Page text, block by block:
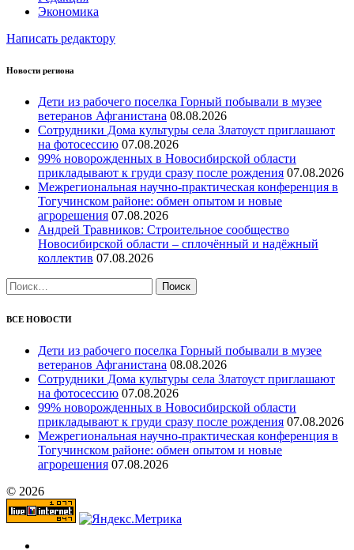
Экономика
Написать редактору
Новости региона
Дети из рабочего поселка Горный побывали в музее
ветеранов Афганистана 08.08.2026
Сотрудники Дома культуры села Златоуст приглашают
на фотосессию 07.08.2026
99% новорожденных в Новосибирской области
прикладывают к груди сразу после рождения 07.08.2026
Межрегиональная научно‑практическая конференция в
Тогучинском районе: обмен опытом и новые
агрорешения 07.08.2026
Андрей Травников: Строительное сообщество
Новосибирской области – сплочённый и надёжный
коллектив 07.08.2026
Найти:
ВСЕ НОВОСТИ
Дети из рабочего поселка Горный побывали в музее
ветеранов Афганистана 08.08.2026
Сотрудники Дома культуры села Златоуст приглашают
на фотосессию 07.08.2026
99% новорожденных в Новосибирской области
прикладывают к груди сразу после рождения 07.08.2026
Межрегиональная научно‑практическая конференция в
Тогучинском районе: обмен опытом и новые
агрорешения 07.08.2026
© 2026